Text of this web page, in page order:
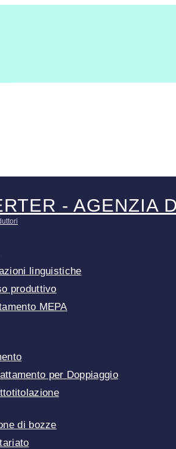
- AGENZIA
linguistiche
produttivo
MEPA
per Doppiaggio
di bozze